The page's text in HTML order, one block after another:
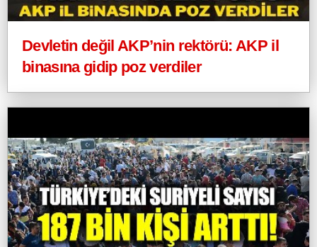
Devletin değil AKP’nin rektörü: AKP il
binasına gidip poz verdiler